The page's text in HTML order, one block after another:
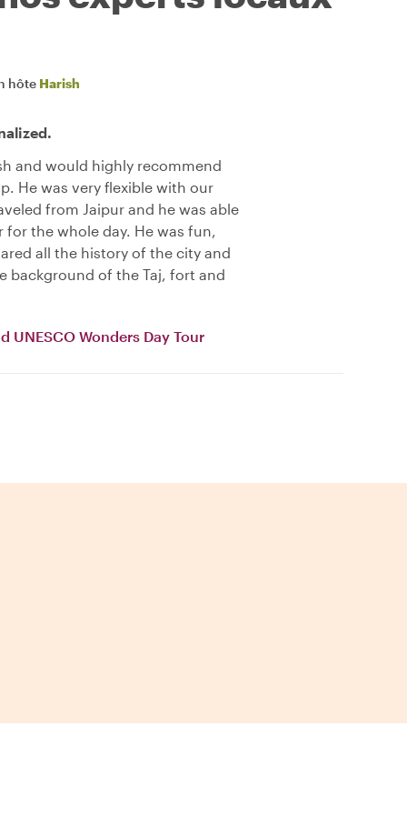
hôte Harish
and would highly recommend
He was very flexible with our
from Jaipur and he was able
the whole day. He was fun,
all the history of the city and
background of the Taj, fort and
UNESCO Wonders Day Tour